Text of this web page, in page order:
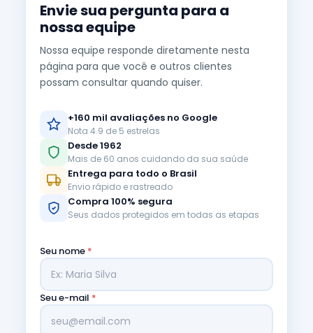
Envie sua pergunta para a
nossa equipe
Nossa equipe responde diretamente nesta
página para que você e outros clientes
possam consultar quando quiser.
+160 mil avaliações no Google
Nota 4.9 de 5 estrelas
Desde 1962
Mais de 60 anos cuidando da sua saúde
Entrega para todo o Brasil
Envio rápido e rastreado
Compra 100% segura
Seus dados protegidos em todas as etapas
Seu nome *
Seu e-mail *